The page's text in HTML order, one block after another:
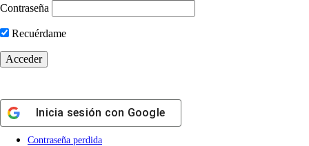
Contraseña
Recuérdame
Inicia sesión con Google
Contraseña perdida